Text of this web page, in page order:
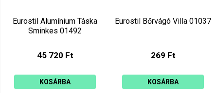
Eurostil Alumínium Táska
Sminkes 01492
45 720 Ft
KOSÁRBA
Eurostil Bőrvágó Villa 01037
269 Ft
KOSÁRBA